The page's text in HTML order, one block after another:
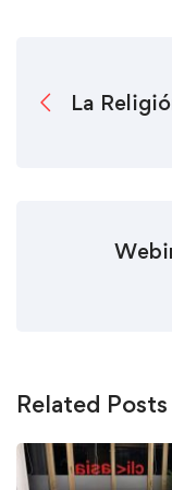
La
Related Posts